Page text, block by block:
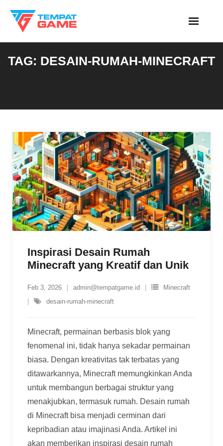
content
TAG: DESAIN-RUMAH-MINECRAFT
Inspirasi Desain Rumah
Minecraft yang Kreatif dan Unik
Feb 3, 2026 admin@tempatgame.id
Minecraft
desain-rumah-minecraft
Minecraft, permainan berbasis blok yang
fenomenal ini, tidak hanya sekadar permainan
biasa. Dengan kreativitas tak terbatas yang
ditawarkannya, Minecraft memungkinkan Anda
untuk membangun berbagai struktur yang
menakjubkan, termasuk rumah. Desain rumah
di Minecraft bisa menjadi cerminan dari
kepribadian atau imajinasi Anda. Artikel ini
akan memberikan inspirasi desain rumah